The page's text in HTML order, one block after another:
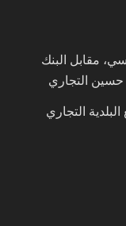
مقابل البنك
حسين التجاري
التجاري